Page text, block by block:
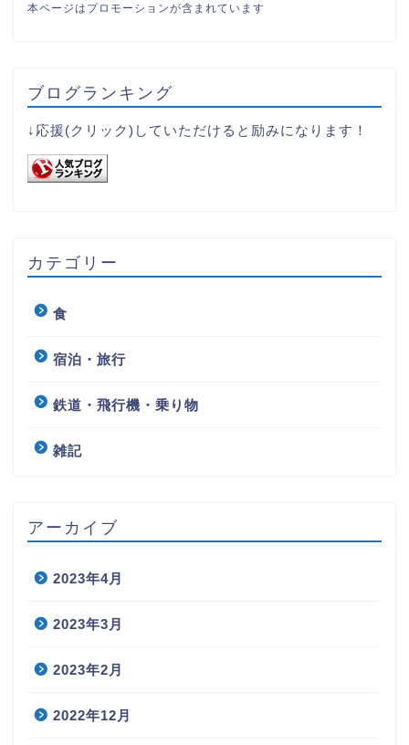
本ページはプロモーションが含まれています
ブログランキング
↓応援(クリック)していただけると励みになります！
カテゴリー
食
宿泊・旅行
鉄道・飛行機・乗り物
雑記
アーカイブ
2023年4月
2023年3月
2023年2月
2022年12月